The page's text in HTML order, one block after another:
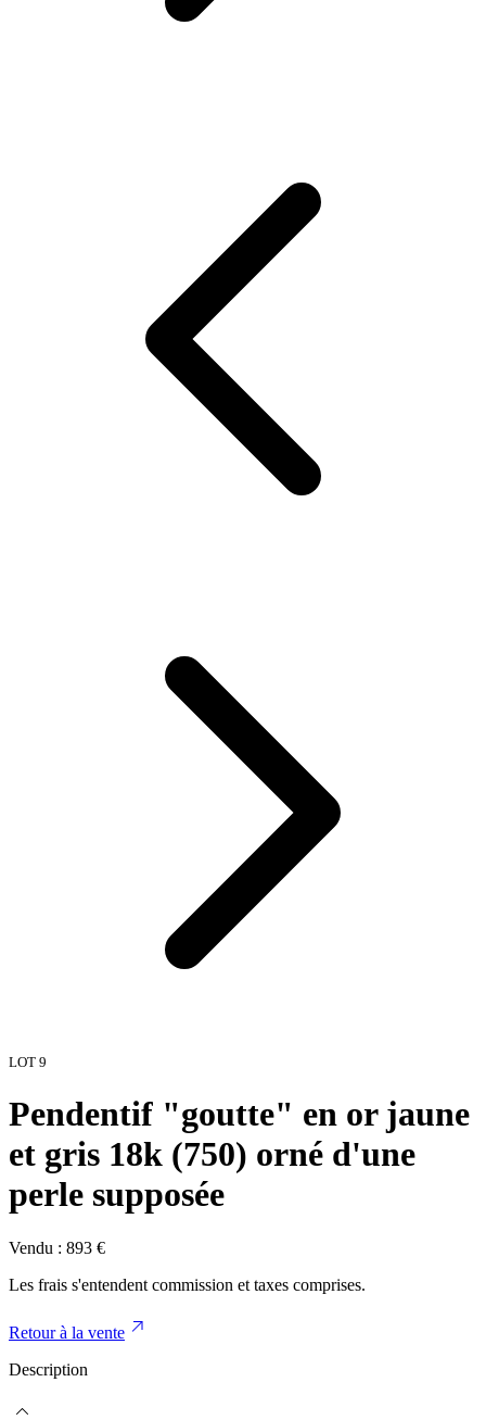
LOT 9
Pendentif "goutte" en or jaune
et gris 18k (750) orné d'une
perle supposée
Vendu : 893 €
Les frais s'entendent commission et taxes comprises.
Retour à la vente
Description